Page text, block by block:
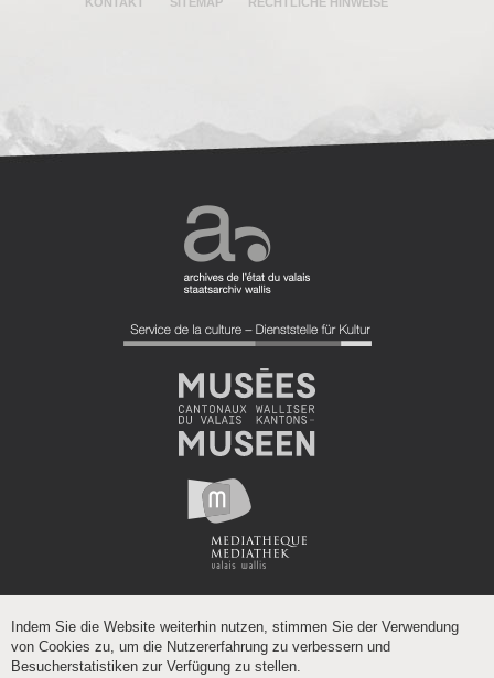
Indem Sie die Website weiterhin nutzen, stimmen Sie der Verwendung
von Cookies zu, um die Nutzererfahrung zu verbessern und
Besucherstatistiken zur Verfügung zu stellen.